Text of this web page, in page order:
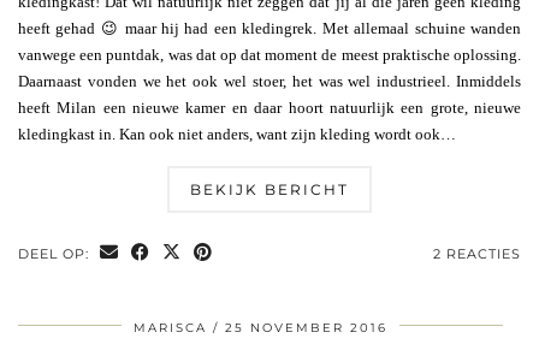
heeft gehad 😉 maar hij had een kledingrek. Met allemaal schuine wanden
vanwege een puntdak, was dat op dat moment de meest praktische oplossing.
Daarnaast vonden we het ook wel stoer, het was wel industrieel. Inmiddels
heeft Milan een nieuwe kamer en daar hoort natuurlijk een grote, nieuwe
kledingkast in. Kan ook niet anders, want zijn kleding wordt ook…
BEKIJK BERICHT
DEEL OP: 2 REACTIES
MARISCA 25 NOVEMBER 2016